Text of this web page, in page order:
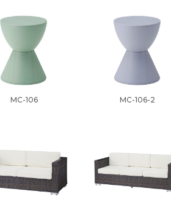
MC-106 MC-106-2